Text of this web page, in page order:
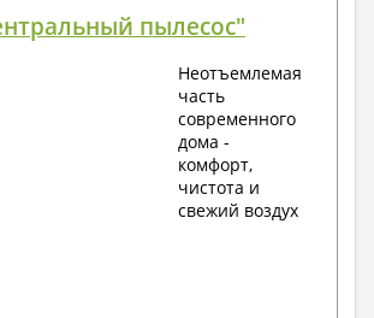
пылесос"
Неотъемлемая
часть
современного
дома -
комфорт,
чистота и
свежий воздух